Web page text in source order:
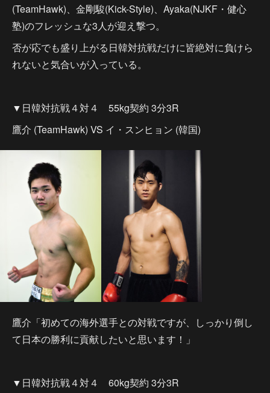
(TeamHawk)、金剛駿(Kick-Style)、Ayaka(NJKF・健心
塾)のフレッシュな3人が迎え撃つ。
否が応でも盛り上がる日韓対抗戦だけに皆絶対に負けら
れないと気合いが入っている。
▼日韓対抗戦４対４ 55kg契約 3分3R
鷹介 (TeamHawk) VS イ・スンヒョン (韓国)
鷹介「初めての海外選手との対戦ですが、しっかり倒し
て日本の勝利に貢献したいと思います！」
▼日韓対抗戦４対４ 60kg契約 3分3R